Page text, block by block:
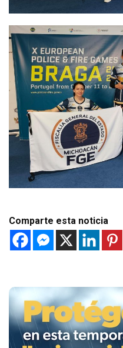
Comparte esta noticia